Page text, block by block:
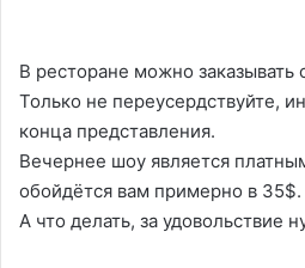
В ресторане можно заказывать
Только не переусердствуйте,
конца представления.
Вечернее шоу является
обойдётся вам примерно в 35$.
А что делать, за удовольствие